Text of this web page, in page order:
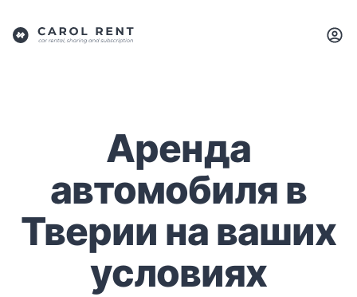
Аренда
автомобиля в
Тверии на ваших
условиях